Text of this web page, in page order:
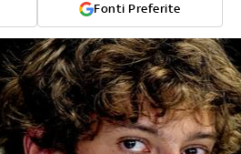
Fonti Preferite